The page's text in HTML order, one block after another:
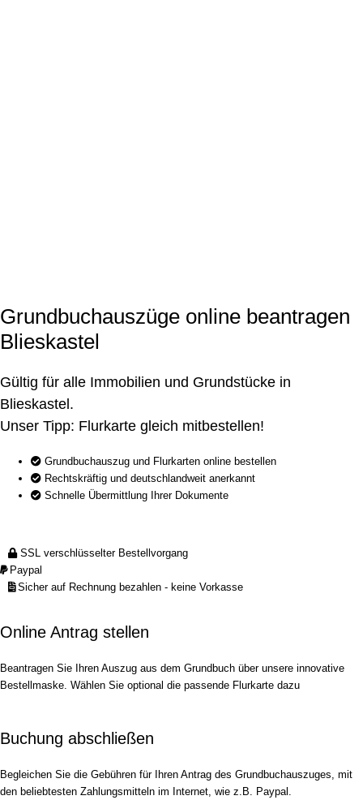
Grundbuchauszüge online beantragen
Blieskastel
Gültig für alle Immobilien und Grundstücke in
Blieskastel.
Unser Tipp: Flurkarte gleich mitbestellen!
Grundbuchauszug und Flurkarten online bestellen
Rechtskräftig und deutschlandweit anerkannt
Schnelle Übermittlung Ihrer Dokumente
SSL verschlüsselter Bestellvorgang
Paypal
Sicher auf Rechnung bezahlen - keine Vorkasse
Online Antrag stellen
Beantragen Sie Ihren Auszug aus dem Grundbuch über unsere innovative
Bestellmaske. Wählen Sie optional die passende Flurkarte dazu
Buchung abschließen
Begleichen Sie die Gebühren für Ihren Antrag des Grundbuchauszuges, mit
den beliebtesten Zahlungsmitteln im Internet, wie z.B. Paypal.